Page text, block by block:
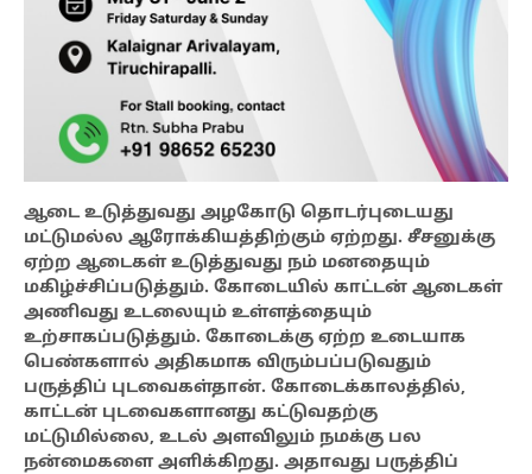
ஆடை உடுத்துவது அழகோடு தொடர்புடையது
மட்டுமல்ல ஆரோக்கியத்திற்கும் ஏற்றது. சீசனுக்கு
ஏற்ற ஆடைகள் உடுத்துவது நம் மனதையும்
மகிழ்ச்சிப்படுத்தும். கோடையில் காட்டன் ஆடைகள்
அணிவது உடலையும் உள்ளத்தையும்
உற்சாகப்படுத்தும். கோடைக்கு ஏற்ற உடையாக
பெண்களால் அதிகமாக விரும்பப்படுவதும்
பருத்திப் புடவைகள்தான். கோடைக்காலத்தில்,
காட்டன் புடவைகளானது கட்டுவதற்கு
மட்டுமில்லை, உடல் அளவிலும் நமக்கு பல
நன்மைகளை அளிக்கிறது. அதாவது பருத்திப்